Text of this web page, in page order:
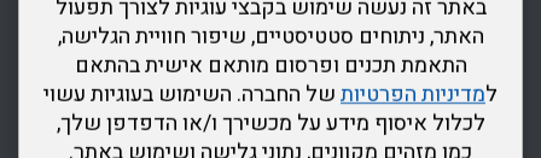
באתר זה נעשה שימוש בקבצי עוגיות לצורך תפעול
האתר, ניתוחים סטטיסטיים, שיפור חוויית הגלישה,
התאמת תכנים ופרסום מותאם אישית בהתאם
למדיניות הפרטיותשל החברה. השימוש בעוגיות עשוי
לכלול איסוף מידע על מכשירך ו/או הדפדפן שלך,
הצהרת נגישות
דרונט
דיגיטל
-